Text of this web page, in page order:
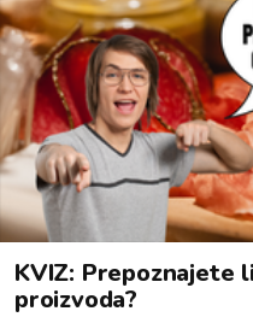
KVIZ: Prepoznajete
proizvoda?